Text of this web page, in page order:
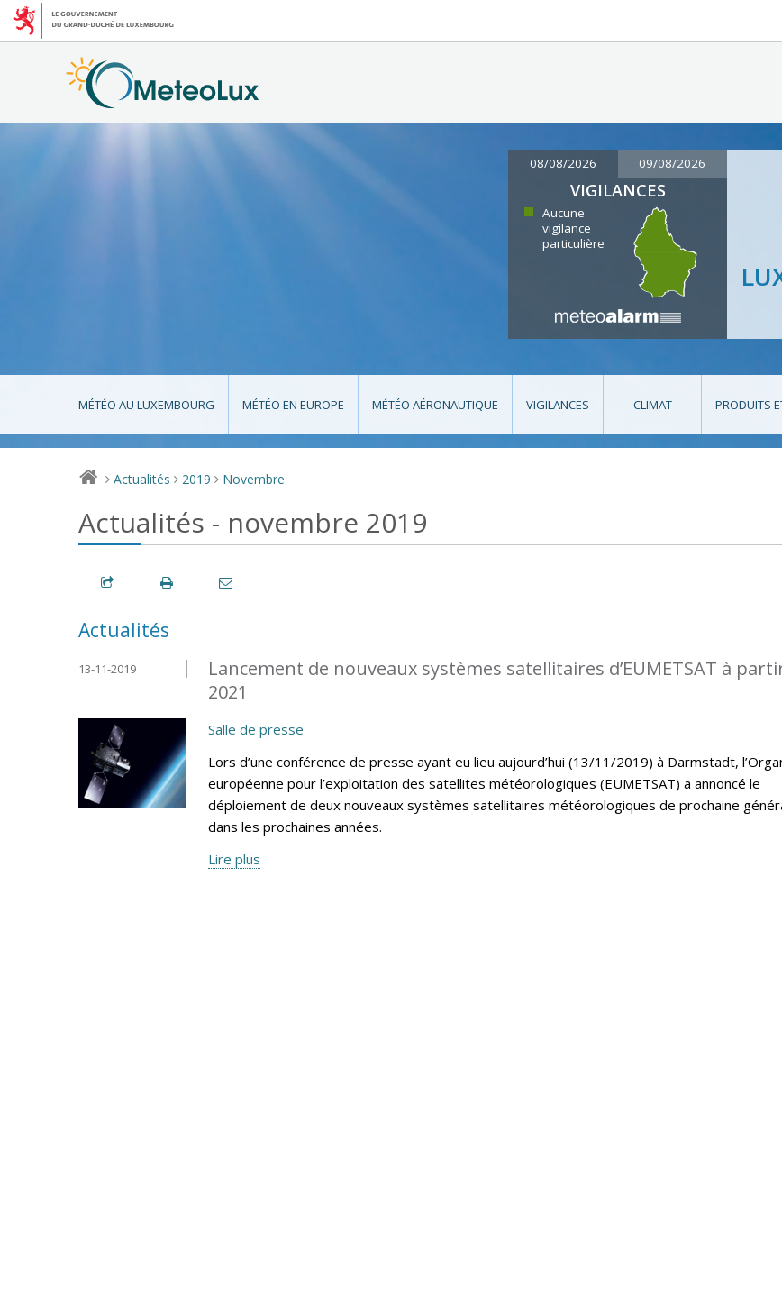
08/08/2026 09/08/2026
VIGILANCES
Aucune
vigilance
particulière
MÉTÉO AU LUXEMBOURG MÉTÉO EN EUROPE MÉTÉO AÉRONAUTIQUE VIGILANCES CLIMAT PRODUITS
> Actualités > 2019 > Novembre
Actualités - novembre 2019
Actualités
Lancement de nouveaux systèmes satellitaires d’EUMETSAT à
2021
13-11-2019
Salle de presse
Lors d’une conférence de presse ayant eu lieu aujourd’hui (13/11/2019) à Darmstadt,
européenne pour l’exploitation des satellites météorologiques (EUMETSAT) a annoncé le
déploiement de deux nouveaux systèmes satellitaires météorologiques de prochaine
dans les prochaines années.
Lire plus